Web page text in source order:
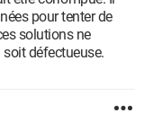
pour tenter de
solutions ne
défectueuse.